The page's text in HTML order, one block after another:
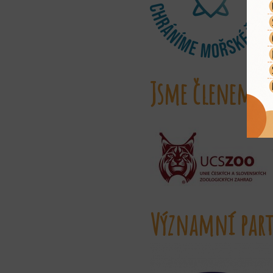
Jsme členem
Významní